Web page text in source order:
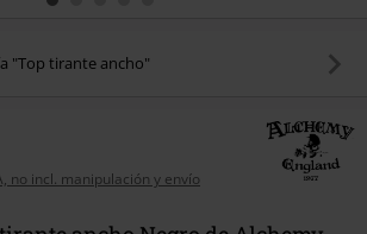
"Top tirante ancho"
no incl. manipulación y envío